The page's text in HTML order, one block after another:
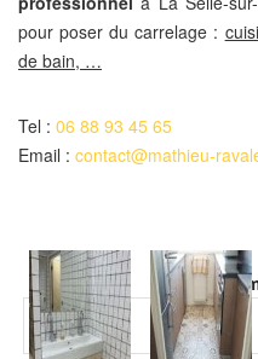
pour poser du carrelage :
de bain, …
Tel : 06 88 93 45 65
Email : contact@mathieu-
Votre